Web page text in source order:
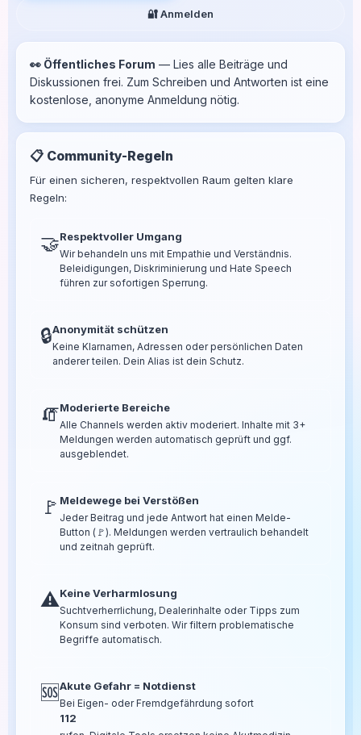
🔐 Anmelden
👀 Öffentliches Forum — Lies alle Beiträge und
Diskussionen frei. Zum Schreiben und Antworten ist eine
kostenlose, anonyme Anmeldung nötig.
📋 Community-Regeln
Für einen sicheren, respektvollen Raum gelten klare
Regeln:
🤝Respektvoller Umgang
Wir behandeln uns mit Empathie und Verständnis.
Beleidigungen, Diskriminierung und Hate Speech
führen zur sofortigen Sperrung.
🔒Anonymität schützen
Keine Klarnamen, Adressen oder persönlichen Daten
anderer teilen. Dein Alias ist dein Schutz.
🧯Moderierte Bereiche
Alle Channels werden aktiv moderiert. Inhalte mit 3+
Meldungen werden automatisch geprüft und ggf.
ausgeblendet.
🚩 Meldewege bei Verstößen
Jeder Beitrag und jede Antwort hat einen Melde-
Button (🚩). Meldungen werden vertraulich behandelt
und zeitnah geprüft.
⚠️Keine Verharmlosung
Suchtverherrlichung, Dealerinhalte oder Tipps zum
Konsum sind verboten. Wir filtern problematische
Begriffe automatisch.
🆘Akute Gefahr = Notdienst
Bei Eigen- oder Fremdgefährdung sofort
112